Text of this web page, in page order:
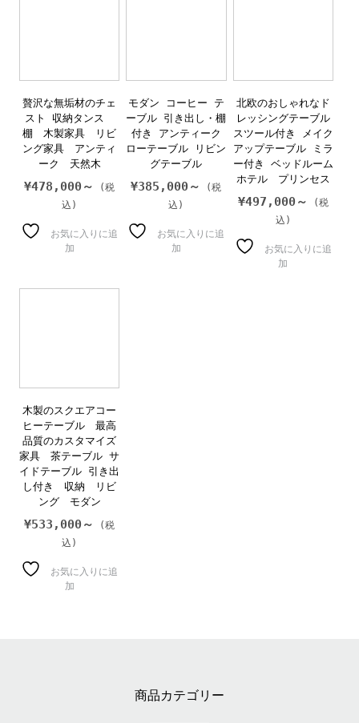
贅沢な無垢材のチェ
スト 収納タンス
棚 木製家具 リビ
ング家具 アンティ
ーク 天然木
¥478,000～
お気に入りに追
加
モダン コーヒー テ
ーブル 引き出し・棚
付き アンティーク
ローテーブル リビン
グテーブル
¥385,000～
お気に入りに追
加
北欧のおしゃれなド
レッシングテーブル
スツール付き メイク
アップテーブル ミラ
ー付き ベッドルーム
ホテル プリンセス
¥497,000～
お気に入りに追
加
木製のスクエアコー
ヒーテーブル 最高
品質のカスタマイズ
家具 茶テーブル サ
イドテーブル 引き出
し付き 収納 リビ
ング モダン
¥533,000～
お気に入りに追
加
商品カテゴリー